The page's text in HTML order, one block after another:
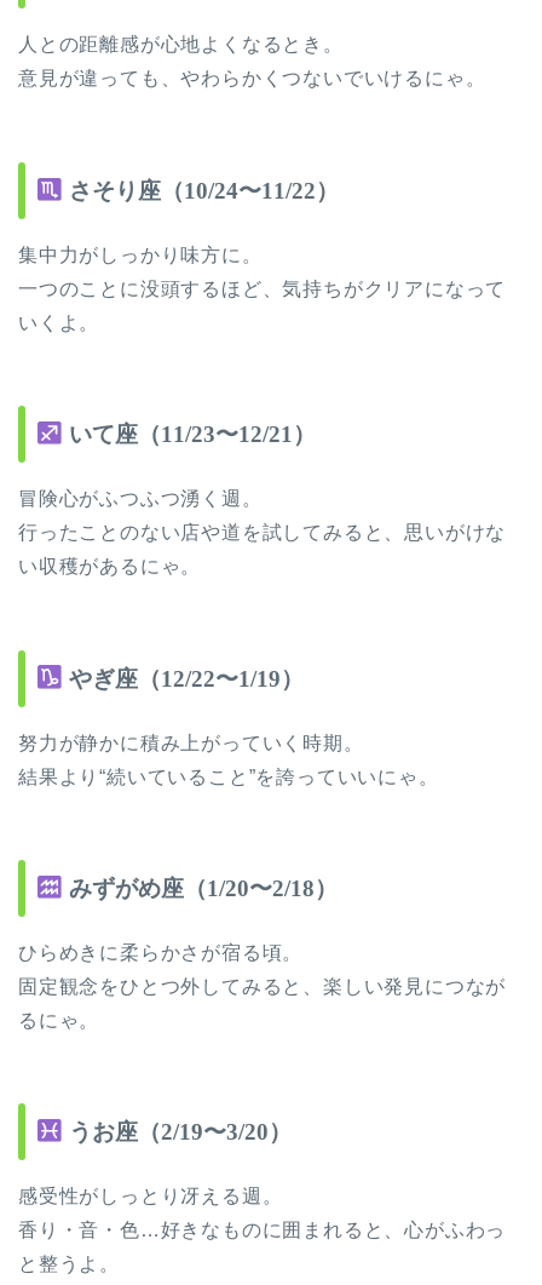
人との距離感が心地よくなるとき。
意見が違っても、やわらかくつないでいけるにゃ。
さそり座（10/24〜11/22）
集中力がしっかり味方に。
一つのことに没頭するほど、気持ちがクリアになって
いくよ。
いて座（11/23〜12/21）
冒険心がふつふつ湧く週。
行ったことのない店や道を試してみると、思いがけな
い収穫があるにゃ。
やぎ座（12/22〜1/19）
努力が静かに積み上がっていく時期。
結果より“続いていること”を誇っていいにゃ。
みずがめ座（1/20〜2/18）
ひらめきに柔らかさが宿る頃。
固定観念をひとつ外してみると、楽しい発見につなが
るにゃ。
うお座（2/19〜3/20）
感受性がしっとり冴える週。
香り・音・色…好きなものに囲まれると、心がふわっ
と整うよ。